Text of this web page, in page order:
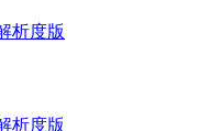
析度版
析度版